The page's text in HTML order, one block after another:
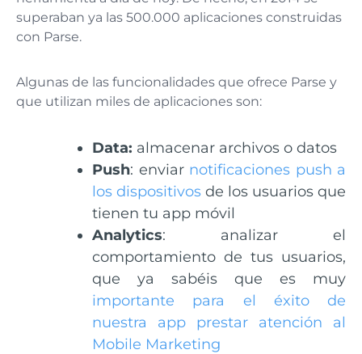
superaban ya las 500.000 aplicaciones construidas
con Parse.
Algunas de las funcionalidades que ofrece Parse y
que utilizan miles de aplicaciones son:
Data: almacenar archivos o datos
Push: enviar notificaciones push a
los dispositivos de los usuarios que
tienen tu app móvil
Analytics: analizar el
comportamiento de tus usuarios,
que ya sabéis que es muy
importante para el éxito de
nuestra app prestar atención al
Mobile Marketing